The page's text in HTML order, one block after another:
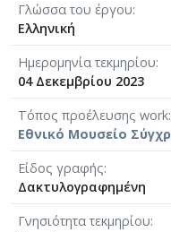
Γλώσσα του έργου
Ελληνική
Ημερομηνία τεκμηρίου
04 Δεκεμβρίου 2023
Τόπος προέλευσης work
Εθνικό Μουσείο
Είδος γραφής
Δακτυλογραφημένη
Γνησιότητα τεκμηρίου